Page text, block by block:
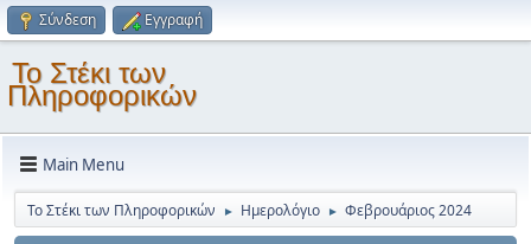
Σύνδεση Εγγραφή
Το Στέκι των
Πληροφορικών
Main Menu
Το Στέκι των Πληροφορικών ► Ημερολόγιο ► Φεβρουάριος 2024